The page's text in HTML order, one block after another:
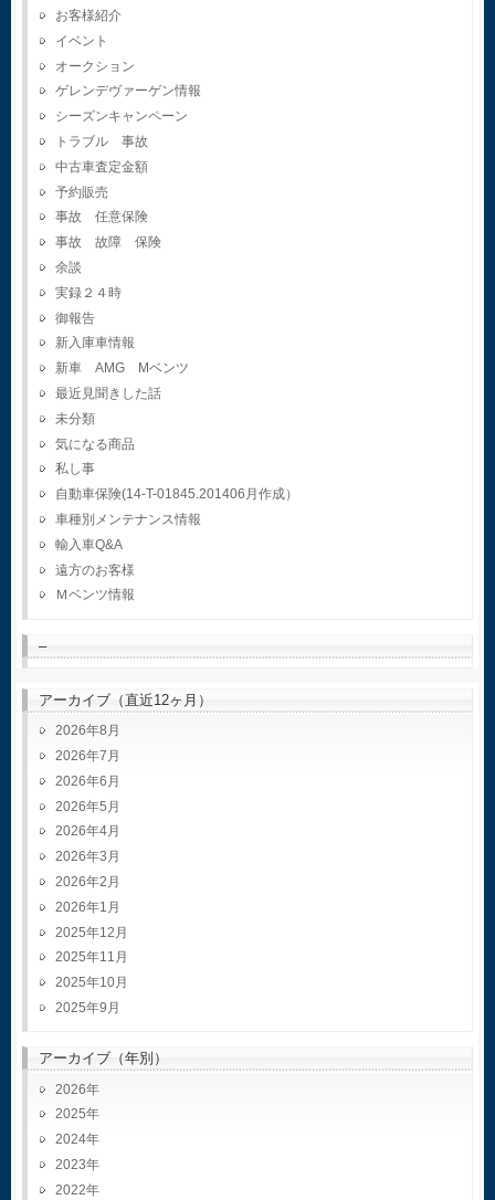
お客様紹介
イベント
オークション
ゲレンデヴァーゲン情報
シーズンキャンペーン
トラブル 事故
中古車査定金額
予約販売
事故 任意保険
事故 故障 保険
余談
実録２４時
御報告
新入庫車情報
新車 AMG Mベンツ
最近見聞きした話
未分類
気になる商品
私し事
自動車保険(14-T-01845.201406月作成）
車種別メンテナンス情報
輸入車Q&A
遠方のお客様
Ｍベンツ情報
–
アーカイブ（直近12ヶ月）
2026年8月
2026年7月
2026年6月
2026年5月
2026年4月
2026年3月
2026年2月
2026年1月
2025年12月
2025年11月
2025年10月
2025年9月
アーカイブ（年別）
2026
2025
2024
2023
2022